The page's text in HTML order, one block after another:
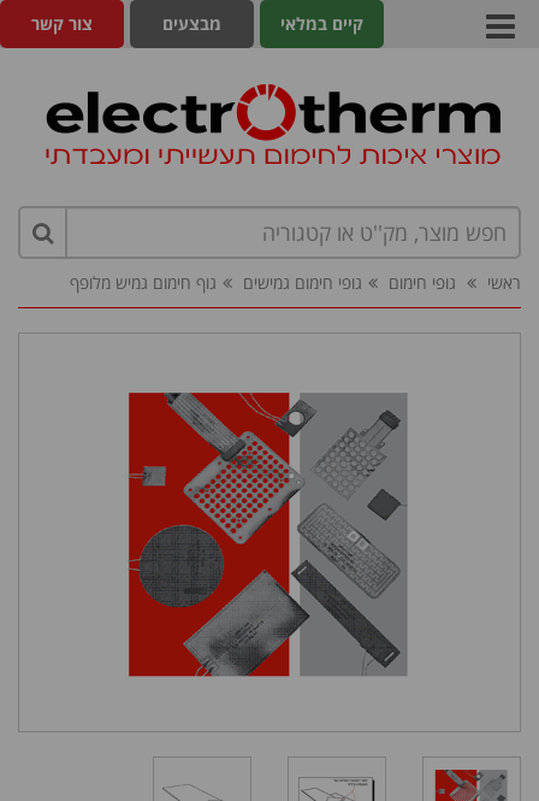
צור קשר מבצעים קיים במלאי
ראשי גופי חימום גופי חימום גמישים גוף חימום גמיש מלופף